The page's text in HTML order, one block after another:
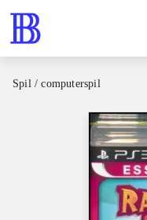
Spil / computerspil